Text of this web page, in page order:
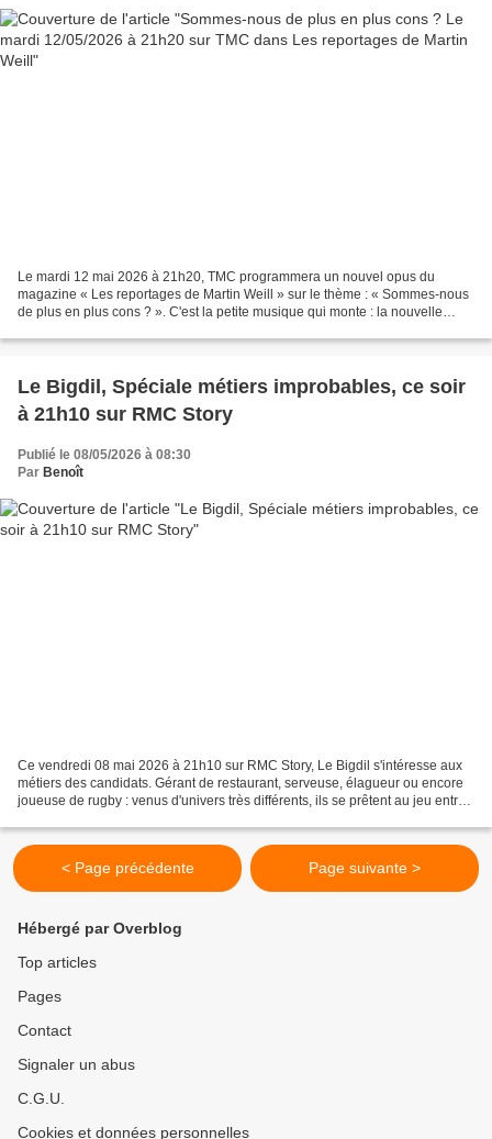
Le mardi 12 mai 2026 à 21h20, TMC programmera un nouvel opus du
magazine « Les reportages de Martin Weill » sur le thème : « Sommes-nous
de plus en plus cons ? ». C'est la petite musique qui monte : la nouvelle
Le Bigdil, Spéciale métiers improbables, ce soir
à 21h10 sur RMC Story
Publié le 08/05/2026 à 08:30
Par Benoît
Ce vendredi 08 mai 2026 à 21h10 sur RMC Story, Le Bigdil s'intéresse aux
métiers des candidats. Gérant de restaurant, serveuse, élagueur ou encore
joueuse de rugby : venus d'univers très différents, ils se prêtent au jeu entre
< Page précédente Page suivante >
Hébergé par Overblog
Top articles
Pages
Contact
Signaler un abus
C.G.U.
Cookies et données personnelles